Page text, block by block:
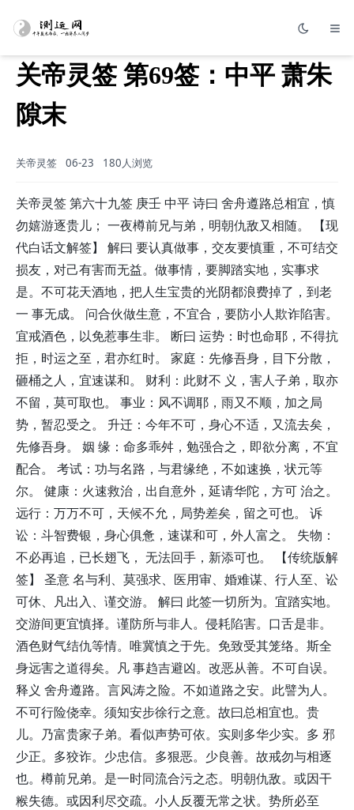
关帝灵签 第69签：中平 萧朱
隙末
关帝灵签 06-23 180人浏览
关帝灵签 第六十九签 庚壬 中平 诗曰 舍舟遵路总相宜，慎
勿嬉游逐贵儿； 一夜樽前兄与弟，明朝仇敌又相随。 【现
代白话文解签】 解曰 要认真做事，交友要慎重，不可结交
损友，对己有害而无益。做事情，要脚踏实地，实事求
是。不可花天酒地，把人生宝贵的光阴都浪费掉了，到老
一 事无成。 问合伙做生意，不宜合，要防小人欺诈陷害。
宜戒酒色，以免惹事生非。 断曰 运势：时也命耶，不得抗
拒，时运之至，君亦红时。 家庭：先修吾身，目下分散，
砸桶之人，宜速谋和。 财利：此财不 义，害人子弟，取亦
不留，莫可取也。 事业：风不调耶，雨又不顺，加之局
势，暂忍受之。 升迁：今年不可，身心不适，又流去矣，
先修吾身。 姻 缘：命多乖舛，勉强合之，即欲分离，不宜
配合。 考试：功与名路，与君缘绝，不如速换，状元等
尔。 健康：火速救治，出自意外，延请华陀，方可 治之。
远行：万万不可，天候不允，局势差矣，留之可也。 诉
讼：斗智费银，身心俱惫，速谋和可，外人富之。 失物：
不必再追，已长翅飞， 无法回手，新添可也。 【传统版解
签】 圣意 名与利、莫强求、医用审、婚难谋、行人至、讼
可休、凡出入、谨交游。 解曰 此签一切所为。宜踏实地。
交游间更宜慎择。谨防所与非人。侵耗陷害。口舌是非。
酒色财气结仇等情。唯冀慎之于先。免致受其笼络。斯全
身远害之道得矣。凡 事趋吉避凶。改恶从善。不可自误。
释义 舍舟遵路。言风涛之险。不如道路之安。此譬为人。
不可行险侥幸。须知安步徐行之意。故曰总相宜也。贵
儿。乃富贵家子弟。看似声势可依。实则多华少实。多 邪
少正。多狡诈。少忠信。多狠恶。少良善。故戒勿与相逐
也。樽前兄弟。是一时同流合污之态。明朝仇敌。或因干
糇失德。或因利尽交疏。小人反覆无常之状。势所必至